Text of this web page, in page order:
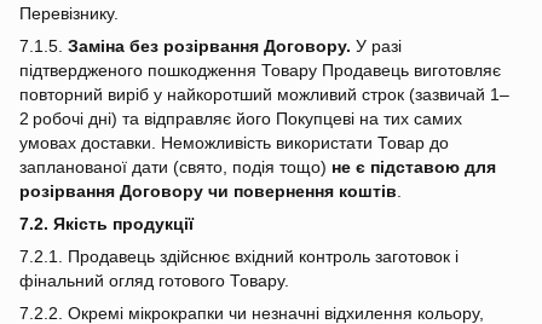
Перевізнику.
7.1.5. Заміна без розірвання Договору. У разі
підтвердженого пошкодження Товару Продавець виготовляє
повторний виріб у найкоротший можливий строк (зазвичай 1–
2 робочі дні) та відправляє його Покупцеві на тих самих
умовах доставки. Неможливість використати Товар до
запланованої дати (свято, подія тощо) не є підставою для
розірвання Договору чи повернення коштів
7.2. Якість продукції
7.2.1. Продавець здійснює вхідний контроль заготовок і
фінальний огляд готового Товару.
7.2.2. Окремі мікрокрапки чи незначні відхилення кольору,